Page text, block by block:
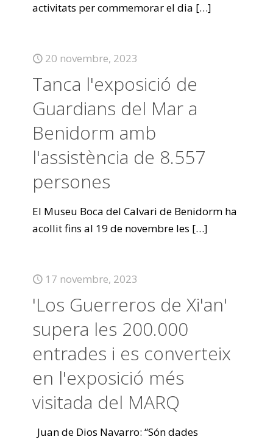
activitats per commemorar el dia […]
20 novembre, 2023
Tanca l'exposició de
Guardians del Mar a
Benidorm amb
l'assistència de 8.557
persones
El Museu Boca del Calvari de Benidorm ha
acollit fins al 19 de novembre les […]
17 novembre, 2023
'Los Guerreros de Xi'an'
supera les 200.000
entrades i es converteix
en l'exposició més
visitada del MARQ
Juan de Dios Navarro: “Són dades